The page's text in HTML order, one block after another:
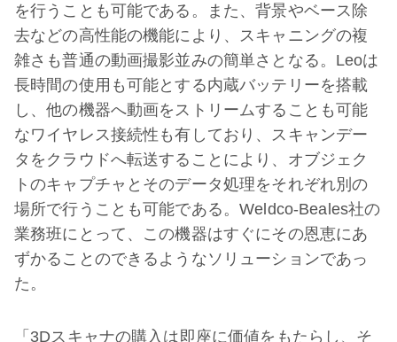
を行うことも可能である。また、背景やベース除
去などの高性能の機能により、スキャニングの複
雑さも普通の動画撮影並みの簡単さとなる。Leoは
長時間の使用も可能とする内蔵バッテリーを搭載
し、他の機器へ動画をストリームすることも可能
なワイヤレス接続性も有しており、スキャンデー
タをクラウドへ転送することにより、オブジェク
トのキャプチャとそのデータ処理をそれぞれ別の
場所で行うことも可能である。Weldco-Beales社の
業務班にとって、この機器はすぐにその恩恵にあ
ずかることのできるようなソリューションであっ
た。
「3Dスキャナの購入は即座に価値をもたらし、そ